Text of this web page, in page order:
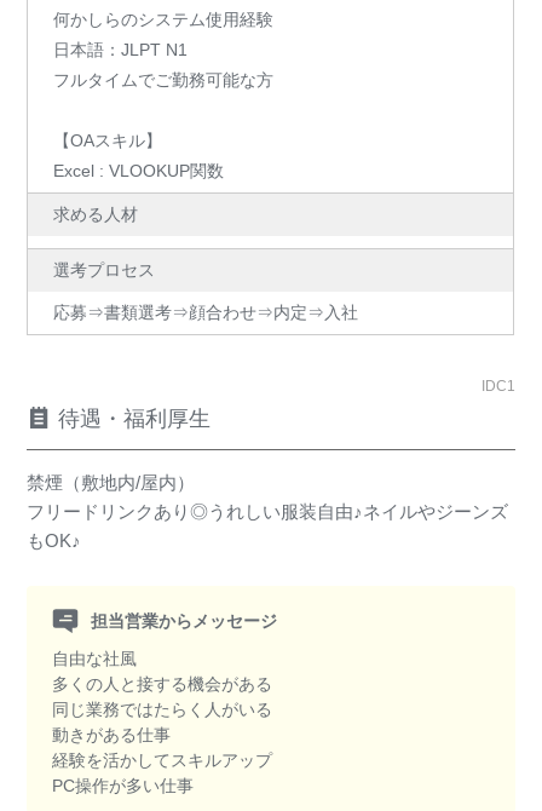
何かしらのシステム使用経験
日本語：JLPT N1
フルタイムでご勤務可能な方
【OAスキル】
Excel : VLOOKUP関数
求める人材
選考プロセス
応募⇒書類選考⇒顔合わせ⇒内定⇒入社
IDC1
待遇・福利厚生
禁煙（敷地内/屋内）
フリードリンクあり◎うれしい服装自由♪ネイルやジーンズ
もOK♪
担当営業からメッセージ
自由な社風
多くの人と接する機会がある
同じ業務ではたらく人がいる
動きがある仕事
経験を活かしてスキルアップ
PC操作が多い仕事